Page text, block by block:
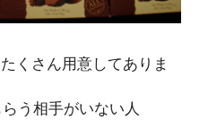
くさん用意してありま
う相手がいない人